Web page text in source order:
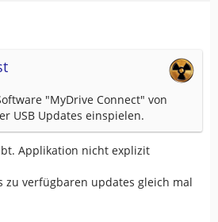
"MyDrive Connect" von
USB Updates einspielen.
Applikation nicht explizit
zu verfügbaren updates gleich mal